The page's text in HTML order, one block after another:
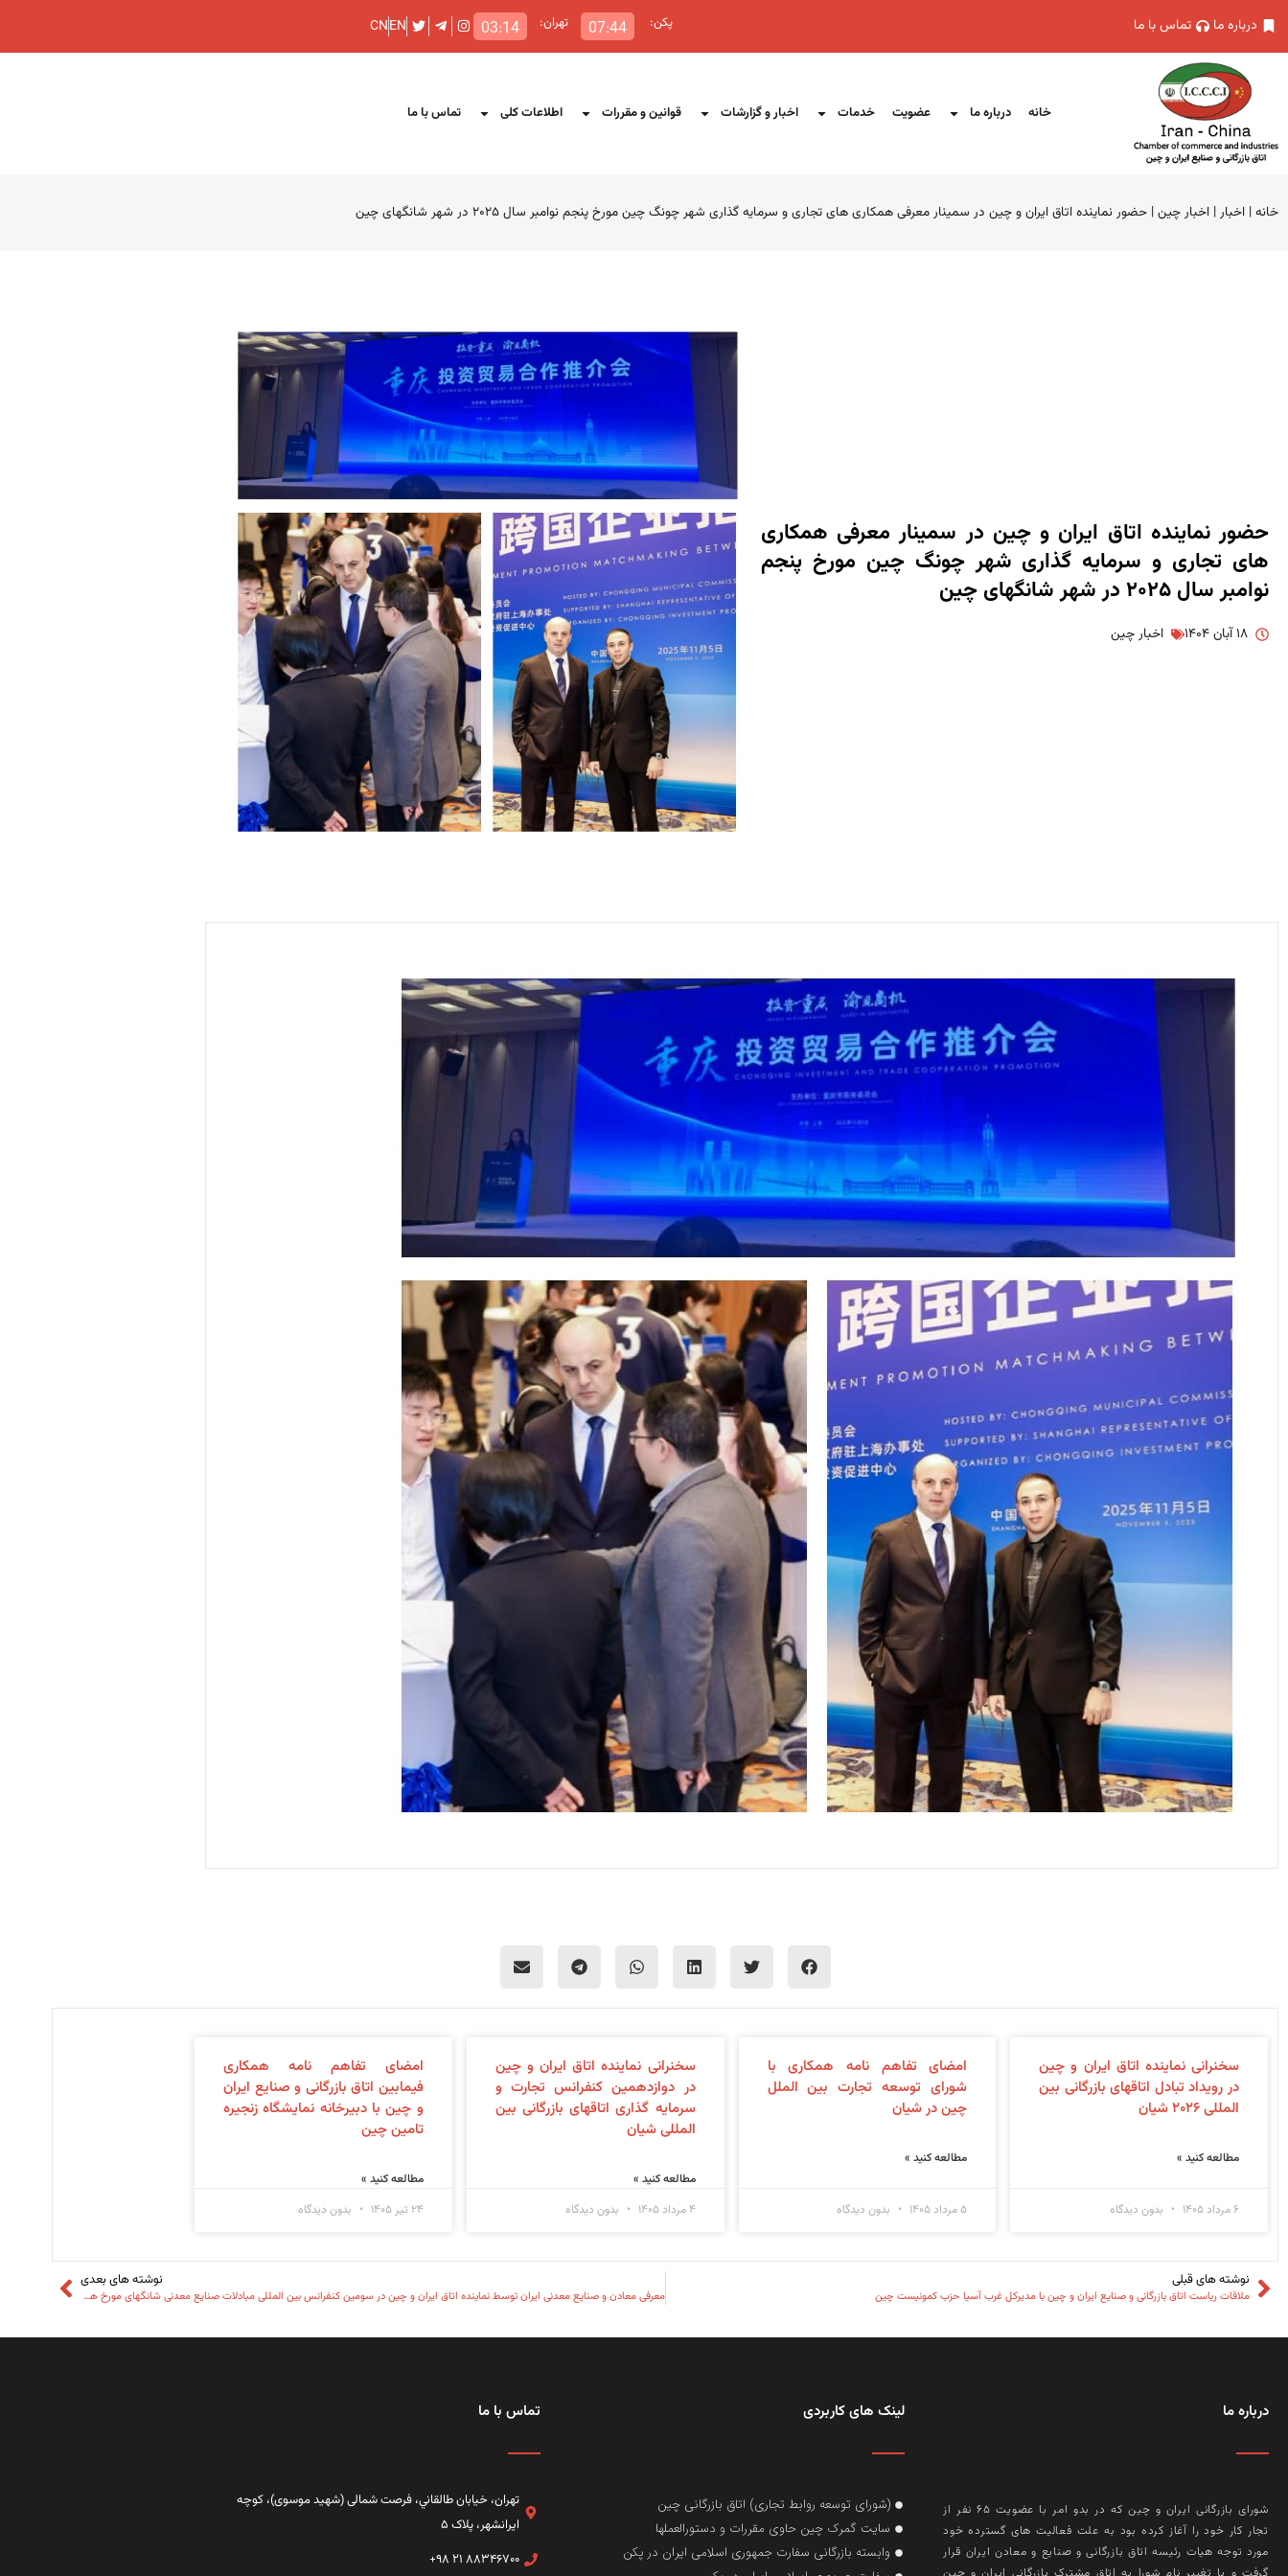
درباره ما تماس با ما پکن: 07:44 تهران: 03:14
EN
CN
خانه درباره ما عضویت خدمات اخبار و گزارشات قوانین و مقررات اطلاعات کلی تماس با ما
خانه| اخبار | اخبار چین| حضور نماینده اتاق ایران و چین در سمینار معرفی همکاری های تجاری و سرمایه گذاری شهر چونگ چین مورخ پنجم نوامبر سال ۲۰۲۵ در شهر شانگهای چین
حضور نماینده اتاق ایران و چین در سمینار معرفی همکاری
های تجاری و سرمایه گذاری شهر چونگ چین مورخ پنجم
نوامبر سال ۲۰۲۵ در شهر شانگهای چین
۱۸ آبان ۱۴۰۴ اخبار چین
سخنرانی نماینده اتاق ایران و چین
در رویداد تبادل اتاقهای بازرگانی بین
المللی ۲۰۲۶ شیان
مطالعه کنید »
۶ مرداد ۱۴۰۵ بدون دیدگاه
امضای تفاهم نامه همکاری با
شورای توسعه تجارت بین الملل
چین در شیان
مطالعه کنید »
۵ مرداد ۱۴۰۵ بدون دیدگاه
سخنرانی نماینده اتاق ایران و چین
در دوازدهمین کنفرانس تجارت و
سرمایه گذاری اتاقهای بازرگانی بین
المللی شیان
مطالعه کنید »
۴ مرداد ۱۴۰۵
بدون دیدگاه
امضای تفاهم نامه همکاری
فیمابین اتاق بازرگانی و صنایع ایران
و چین با دبیرخانه نمایشگاه زنجیره
تامین چین
مطالعه کنید »
۲۴ تیر ۱۴۰۵
بدون دیدگاه
نوشته های قبلی
ملاقات ریاست اتاق بازرگانی و صنایع ایران و چین با مدیرکل غرب آسیا حزب کمونیست چین
نوشته های بعدی
معرفی معادن و صنایع معدنی ایران توسط نماینده اتاق ایران و چین در سومین کنفرانس بین المللی مبادلات صنایع معدنی شانگهای مورخ هفتم نوامبر ۲۰۲۵
درباره ما
شورای بازرگانی ایران و چین که در بدو امر با عضويت ۶۵ نفر از
تجار کار خود را آغاز کرده بود به علت فعاليت‌ های گسترده خود
مورد توجه هيات رئيسه اتاق بازرگانی و صنايع و معادن ايران قرار
لینک های کاربردی
(شورای توسعه روابط تجاری) اتاق بازرگانی چین
سایت گمرک چین حاوی مقررات و دستورالعملها
وابسته بازرگانی سفارت جمهوری اسلامی ایران در پکن
تماس با ما
تهران، خيابان طالقاني،‌ فرصت شمالی (شهید موسوی)، کوچه
ایرانشهر، پلاک ۵
۸۸۳۴۶۷۰۰ ۲۱ ۹۸+